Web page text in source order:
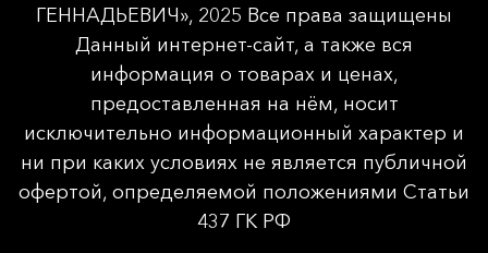
ГЕННАДЬЕВИЧ», 2025 Все права защищены
Данный интернет-сайт, а также вся
информация о товарах и ценах,
предоставленная на нём, носит
исключительно информационный характер и
ни при каких условиях не является публичной
офертой, определяемой положениями Статьи
437 ГК РФ